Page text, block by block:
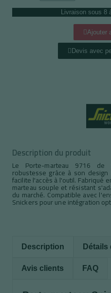
Livraison sous 8
Ajouter
Devis avec
Description du produit
Le Porte-marteau 9716 de
robustesse grâce à son
facilite l'accès à l'outil. Fabriqué
marteau souple et résistant
du marché. Compatible avec
Snickers pour une intégration
Description
Avis clients FAQ